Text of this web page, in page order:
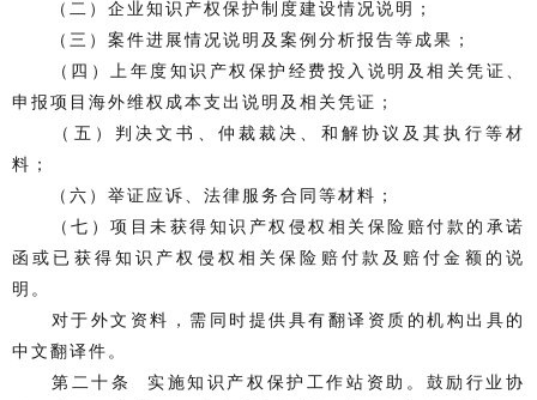
（二）企业知识产权保护制度建设情况说明；
（三）案件进展情况说明及案例分析报告等成果；
（四）上年度知识产权保护经费投入说明及相关凭证、
申报项目海外维权成本支出说明及相关凭证；
（五）判决文书、仲裁裁决、和解协议及其执行等材
料；
（六）举证应诉、法律服务合同等材料；
（七）项目未获得知识产权侵权相关保险赔付款的承诺
函或已获得知识产权侵权相关保险赔付款及赔付金额的说
明。
对于外文资料，需同时提供具有翻译资质的机构出具的
中文翻译件。
第二十条 实施知识产权保护工作站资助。鼓励行业协